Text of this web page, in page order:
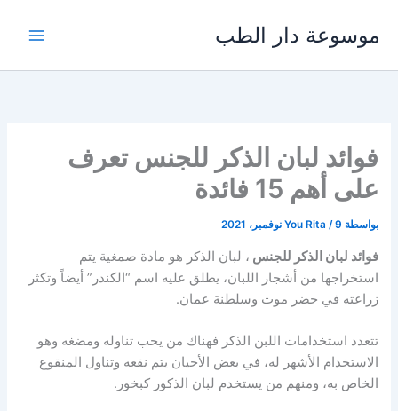
المحتوى
موسوعة دار الطب
فوائد لبان الذكر للجنس تعرف
على أهم 15 فائدة
بواسطة You Rita /9 نوفمبر، 2021
فوائد لبان الذكر للجنس ، لبان الذكر هو مادة صمغية يتم
استخراجها من أشجار اللبان، يطلق عليه اسم “الكندر” أيضاً وتكثر
زراعته في حضر موت وسلطنة عمان.
تتعدد استخدامات اللبن الذكر فهناك من يحب تناوله ومضغه وهو
الاستخدام الأشهر له، في بعض الأحيان يتم نقعه وتناول المنقوع
الخاص به، ومنهم من يستخدم لبان الذكور كبخور.